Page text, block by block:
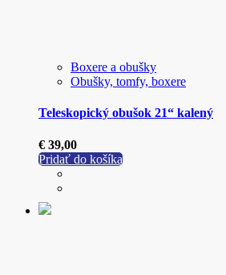
Boxere a obušky
Obušky, tomfy, boxere
Teleskopický obušok 21“ kalený
€ 39,00
Pridať do košíka